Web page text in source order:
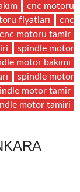
cnc motoru
fiyatları
cnc
cnc motoru tamir
spindle motor
motor bakımı
spindle motor
motor tamir
motor tamiri